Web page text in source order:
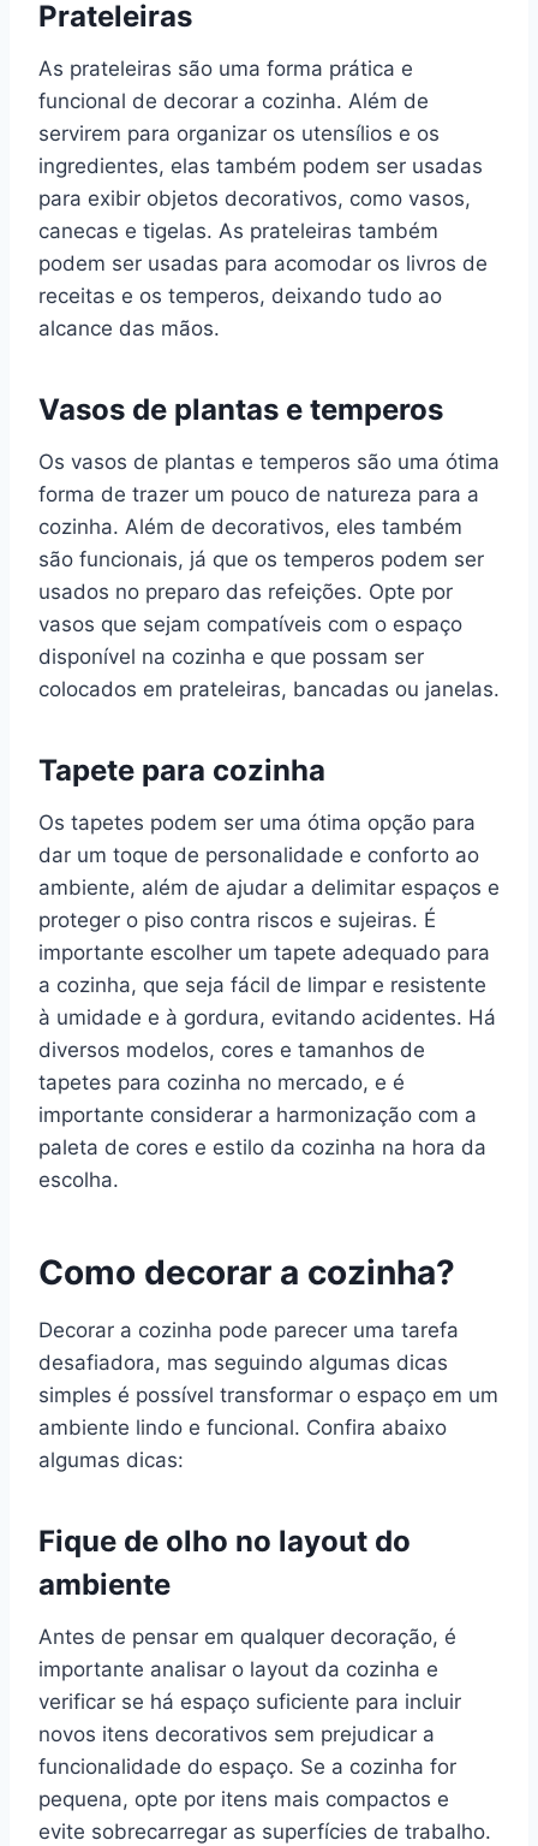
Prateleiras
As prateleiras são uma forma prática e
funcional de decorar a cozinha. Além de
servirem para organizar os utensílios e os
ingredientes, elas também podem ser usadas
para exibir objetos decorativos, como vasos,
canecas e tigelas. As prateleiras também
podem ser usadas para acomodar os livros de
receitas e os temperos, deixando tudo ao
alcance das mãos.
Vasos de plantas e temperos
Os vasos de plantas e temperos são uma ótima
forma de trazer um pouco de natureza para a
cozinha. Além de decorativos, eles também
são funcionais, já que os temperos podem ser
usados no preparo das refeições. Opte por
vasos que sejam compatíveis com o espaço
disponível na cozinha e que possam ser
colocados em prateleiras, bancadas ou janelas.
Tapete para cozinha
Os tapetes podem ser uma ótima opção para
dar um toque de personalidade e conforto ao
ambiente, além de ajudar a delimitar espaços e
proteger o piso contra riscos e sujeiras. É
importante escolher um tapete adequado para
a cozinha, que seja fácil de limpar e resistente
à umidade e à gordura, evitando acidentes. Há
diversos modelos, cores e tamanhos de
tapetes para cozinha no mercado, e é
importante considerar a harmonização com a
paleta de cores e estilo da cozinha na hora da
escolha.
Como decorar a cozinha?
Decorar a cozinha pode parecer uma tarefa
desafiadora, mas seguindo algumas dicas
simples é possível transformar o espaço em um
ambiente lindo e funcional. Confira abaixo
algumas dicas:
Fique de olho no layout do
ambiente
Antes de pensar em qualquer decoração, é
importante analisar o layout da cozinha e
verificar se há espaço suficiente para incluir
novos itens decorativos sem prejudicar a
funcionalidade do espaço. Se a cozinha for
pequena, opte por itens mais compactos e
evite sobrecarregar as superfícies de trabalho.